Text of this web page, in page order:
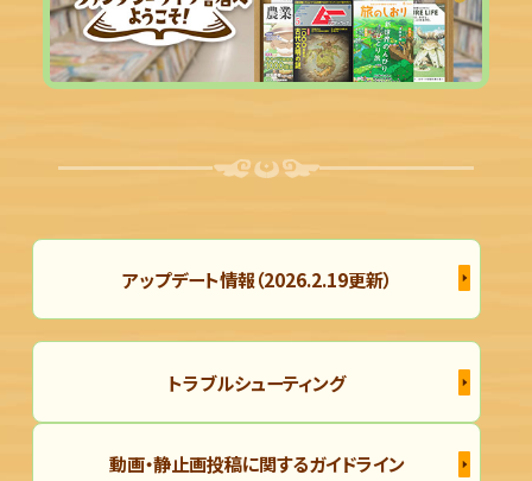
アップデート情報（2026.2.19更新）
トラブルシューティング
動画・静止画投稿に関するガイドライン